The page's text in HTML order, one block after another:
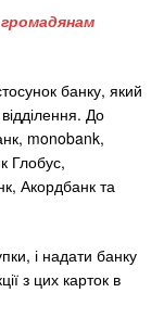
банку, який
До
monobank,
Глобус,
Акордбанк та
і надати банку
з цих карток в